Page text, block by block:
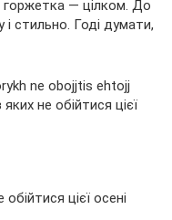
горжетка — цілком. До
стильно. Годі думати,